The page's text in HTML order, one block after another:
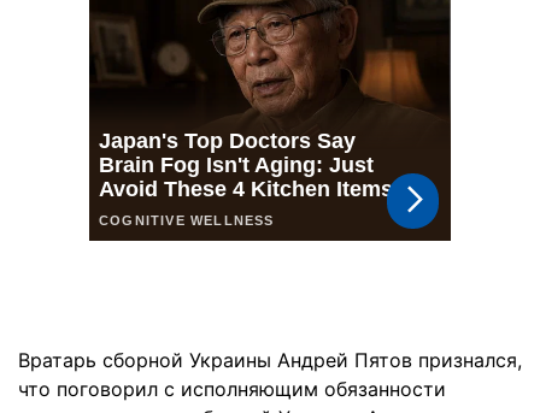
Вратарь сборной Украины Андрей Пятов признался,
что поговорил с исполняющим обязанности